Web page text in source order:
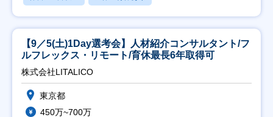
【9／5(土)1Day選考会】人材紹介コンサルタント/フ
ルフレックス・リモート/育休最長6年取得可
株式会社LITALICO
東京都
450万~700万